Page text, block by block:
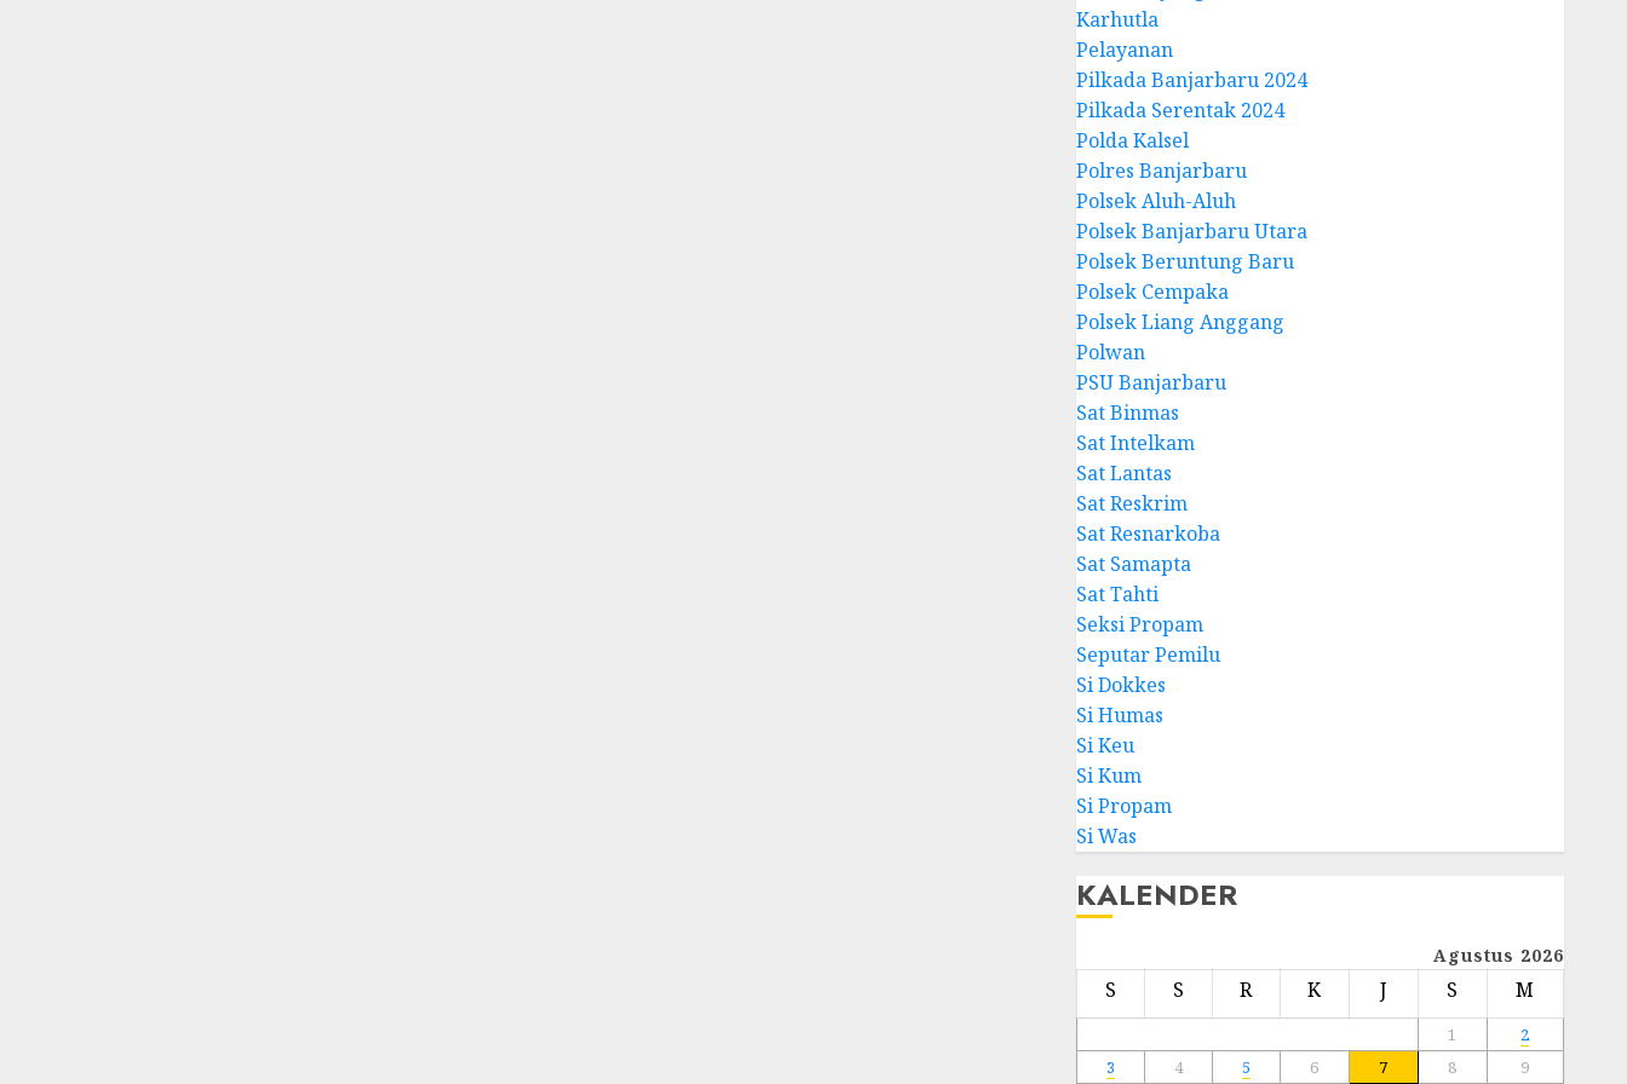
Karhutla
Pelayanan
Pilkada Banjarbaru 2024
Pilkada Serentak 2024
Polda Kalsel
Polres Banjarbaru
Polsek Aluh-Aluh
Polsek Banjarbaru Utara
Polsek Beruntung Baru
Polsek Cempaka
Polsek Liang Anggang
Polwan
PSU Banjarbaru
Sat Binmas
Sat Intelkam
Sat Lantas
Sat Reskrim
Sat Resnarkoba
Sat Samapta
Sat Tahti
Seksi Propam
Seputar Pemilu
Si Dokkes
Si Humas
Si Keu
Si Kum
Si Propam
Si Was
KALENDER
Agustus 2026
S S R K J S M
1
2
3
4 5 6 7 8 9